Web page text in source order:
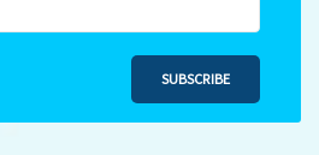
SUBSCRIBE